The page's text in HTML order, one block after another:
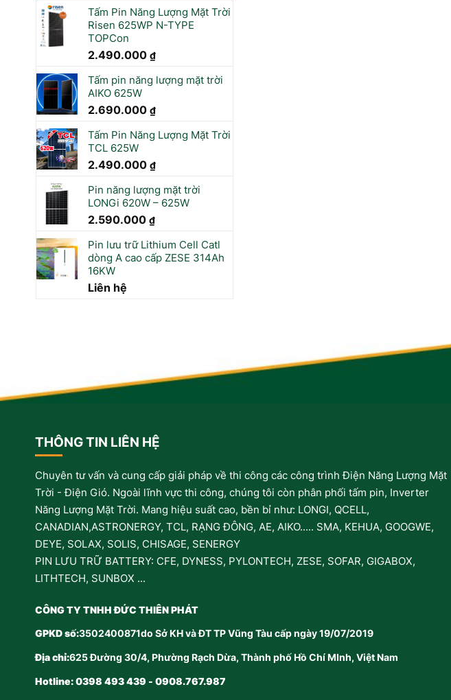
Tấm Pin Năng Lượng Mặt Trời
Risen 625WP N-TYPE
TOPCon
2.490.000 ₫
Tấm pin năng lượng mặt trời
AIKO 625W
2.690.000 ₫
Tấm Pin Năng Lượng Mặt Trời
TCL 625W
2.490.000 ₫
Pin năng lượng mặt trời
LONGi 620W – 625W
2.590.000 ₫
Pin lưu trữ Lithium Cell Catl
dòng A cao cấp ZESE 314Ah
16KW
Liên hệ
THÔNG TIN LIÊN HỆ
Chuyên tư vấn và cung cấp giải pháp về thi công các công trình Điện Năng Lượng Mặt
Trời - Điện Gió. Ngoài lĩnh vực thi công, chúng tôi còn phân phối tấm pin, Inverter
Năng Lượng Mặt Trời. Mang hiệu suất cao, bền bỉ như: LONGI, QCELL,
CANADIAN,ASTRONERGY, TCL, RẠNG ĐÔNG, AE, AIKO..... SMA, KEHUA, GOOGWE,
DEYE, SOLAX, SOLIS, CHISAGE, SENERGY
PIN LƯU TRỮ BATTERY: CFE, DYNESS, PYLONTECH, ZESE, SOFAR, GIGABOX,
LITHTECH, SUNBOX ...
CÔNG TY TNHH ĐỨC THIÊN PHÁT
GPKD số:3502400871do Sở KH và ĐT TP Vũng Tàu cấp ngày 19/07/2019
Địa chỉ:625 Đường 30/4, Phường Rạch Dừa, Thành phố Hồ Chí MInh, Việt Nam
Hotline: 0398 493 439 - 0908.767.987